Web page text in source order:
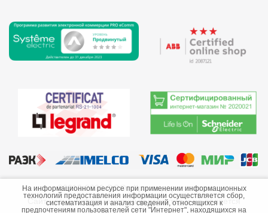
©2013-2026 ООО «Краснодарэлектро»
Сайт носит информационный характер и не является
На информационном ресурсе при применении информационных
технологий предоставления информации осуществляется сбор,
систематизация и анализ сведений, относящихся к
предпочтениям пользователей сети "Интернет", находящихся на